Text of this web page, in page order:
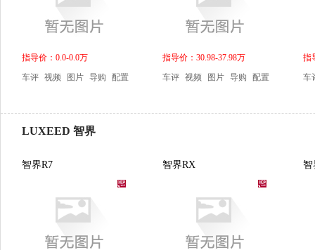
指导价：0.0-0.0万
车评 视频 图片 导购 配置
指导价：30.98-37.98万
车评 视频 图片 导购 配置
指
车
LUXEED 智界
智界R7 智界RX 智